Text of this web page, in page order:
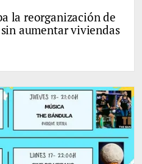
la reorganización de
aumentar viviendas